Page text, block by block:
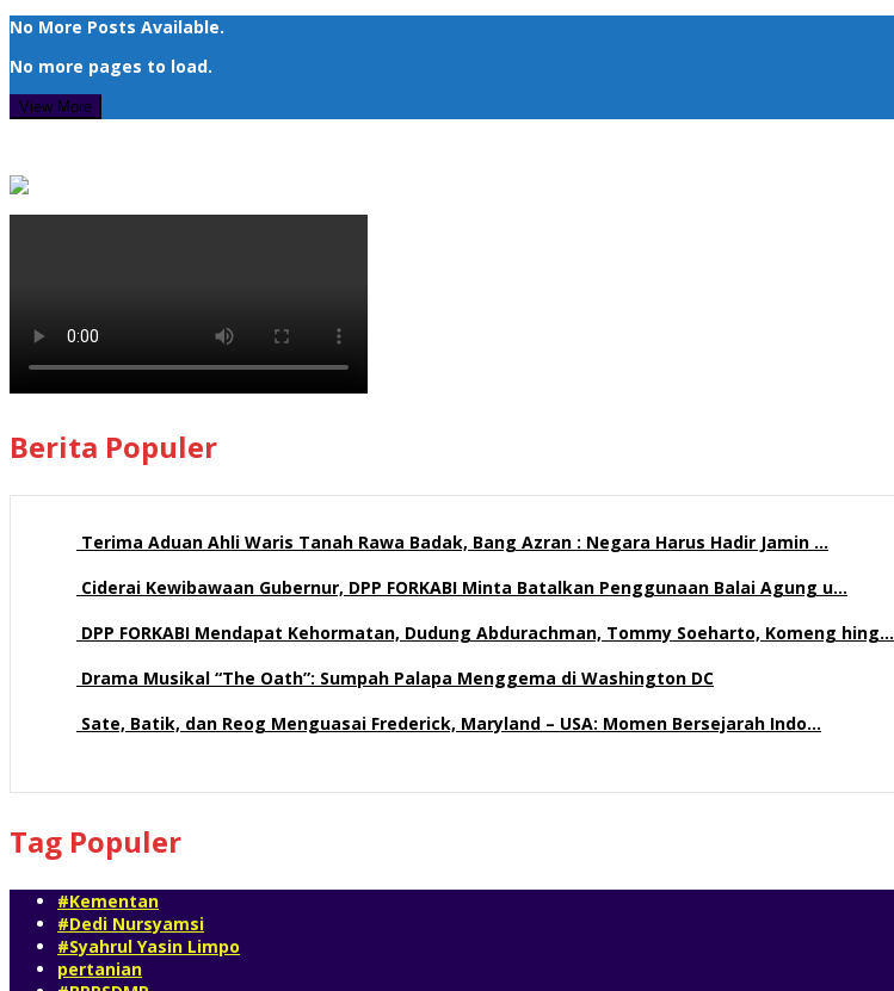
No More Posts Available.
No more pages to load.
View More
Berita Populer
Terima Aduan Ahli Waris Tanah Rawa Badak, Bang Azran : Negara Harus Hadir Jamin …
Ciderai Kewibawaan Gubernur, DPP FORKABI Minta Batalkan Penggunaan Balai Agung u…
DPP FORKABI Mendapat Kehormatan, Dudung Abdurachman, Tommy Soeharto, Komeng hing…
Drama Musikal “The Oath”: Sumpah Palapa Menggema di Washington DC
Sate, Batik, dan Reog Menguasai Frederick, Maryland – USA: Momen Bersejarah Indo…
Tag Populer
#Kementan
#Dedi Nursyamsi
#Syahrul Yasin Limpo
pertanian